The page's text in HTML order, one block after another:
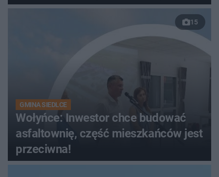
15
GMINA SIEDLCE
Wołyńce: Inwestor chce budować
asfaltownię, część mieszkańców jest
przeciwna!